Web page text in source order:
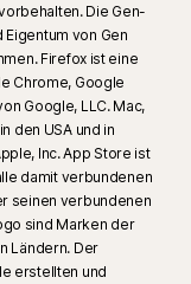
Die Gen-
von Gen
Firefox ist eine
Chrome, Google
Google, LLC. Mac,
den USA und in
Inc. App Store ist
damit verbundenen
seinen verbundenen
sind Marken der
Ländern. Der
erstellten und